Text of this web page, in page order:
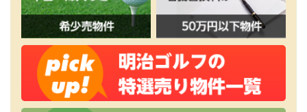
津久井湖ゴルフ倶楽部 80
鴻巣カントリークラブ 70 (正会員)